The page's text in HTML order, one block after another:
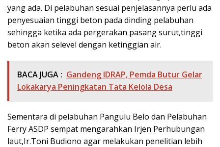
yang ada. Di pelabuhan sesuai penjelasannya perlu ada
penyesuaian tinggi beton pada dinding pelabuhan
sehingga ketika ada pergerakan pasang surut,tinggi
beton akan selevel dengan ketinggian air.
BACA JUGA : Gandeng IDRAP, Pemda Butur Gelar
Lokakarya Peningkatan Tata Kelola Desa
Sementara di pelabuhan Pangulu Belo dan Pelabuhan
Ferry ASDP sempat mengarahkan Irjen Perhubungan
laut,Ir.Toni Budiono agar melakukan penelitian lebih